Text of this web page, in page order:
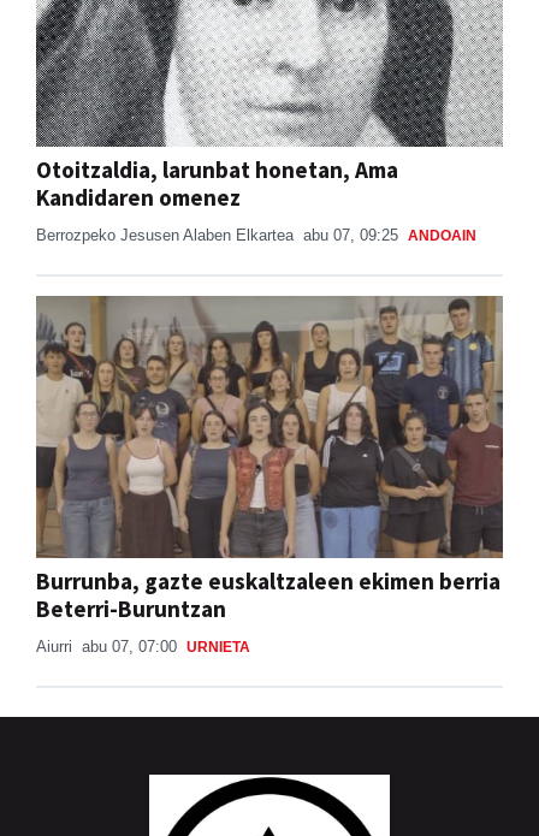
Otoitzaldia, larunbat honetan, Ama
Kandidaren omenez
Berrozpeko Jesusen Alaben Elkartea abu 07, 09:25 ANDOAIN
Burrunba, gazte euskaltzaleen ekimen berria
Beterri-Buruntzan
Aiurri abu 07, 07:00 URNIETA